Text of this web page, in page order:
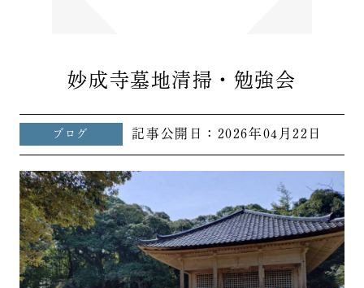
妙成寺墓地清掃・勉強会
ブログ 記事公開日： 2026年04月22日